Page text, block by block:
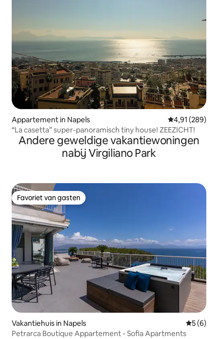
Appartement in Napels Gemiddelde
4,91 (289)
“La casetta” super-panoramisch tiny house! ZEEZICHT!
Andere geweldige vakantiewoningen
nabij Virgiliano Park
Favoriet van gasten
Favoriet van gasten
Vakantiehuis in Napels
5 (6)
Petrarca Boutique Appartement - Sofia Apartments